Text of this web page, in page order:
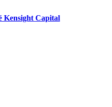
Kensight Capital